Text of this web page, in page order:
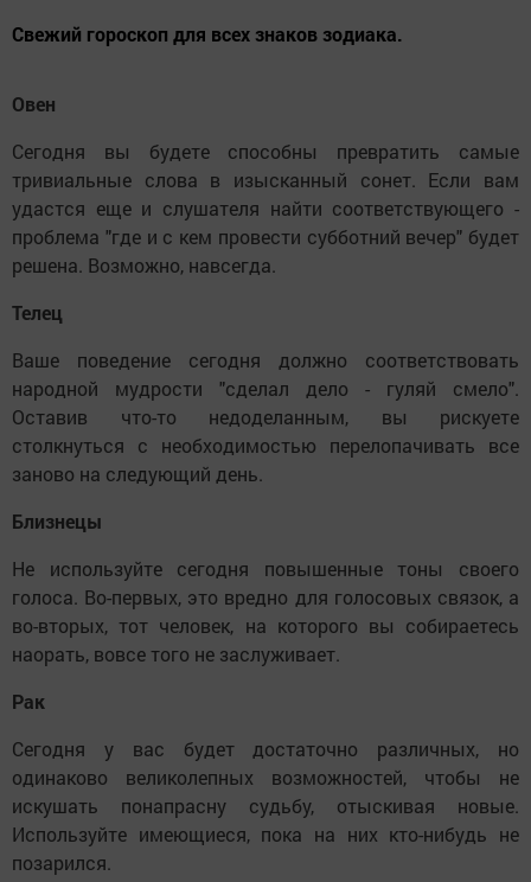
Свежий гороскоп для всех знаков зодиака.
Овен
Сегодня вы будете способны превратить самые
тривиальные слова в изысканный сонет. Если вам
удастся еще и слушателя найти соответствующего -
проблема "где и с кем провести субботний вечер" будет
решена. Возможно, навсегда.
Телец
Ваше поведение сегодня должно соответствовать
народной мудрости "сделал дело - гуляй смело".
Оставив что-то недоделанным, вы рискуете
столкнуться с необходимостью перелопачивать все
заново на следующий день.
Близнецы
Не используйте сегодня повышенные тоны своего
голоса. Во-первых, это вредно для голосовых связок, а
во-вторых, тот человек, на которого вы собираетесь
наорать, вовсе того не заслуживает.
Рак
Сегодня у вас будет достаточно различных, но
одинаково великолепных возможностей, чтобы не
искушать понапрасну судьбу, отыскивая новые.
Используйте имеющиеся, пока на них кто-нибудь не
позарился.